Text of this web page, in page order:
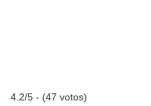
4.2/5 - (47 votos)